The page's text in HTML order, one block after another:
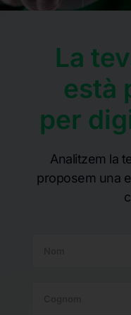
La
està
per
Analitzem la
proposem una